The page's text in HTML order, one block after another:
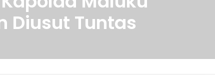
Diusut Tuntas